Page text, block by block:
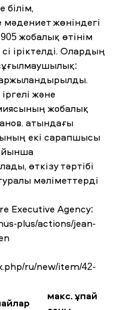
білім,
жөніндегі
жобалық өтінім
іріктелді. Олардың
және
жобалық
атындағы
екі сарапшысы
өткізу тәртібі
мәліметтерді
Executive Agency:
plus/actions/jean-
ru/new/item/42-
макс. ұпай